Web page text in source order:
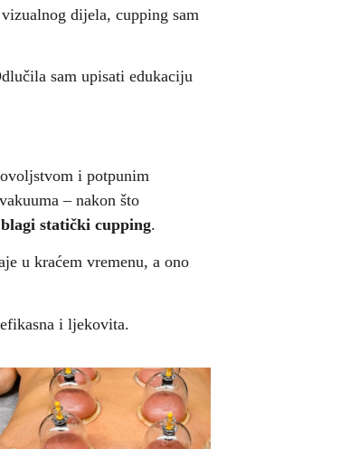
dijela, cupping sam
sam upisati edukaciju
i potpunim
– nakon što
blagi statički cupping.
u kraćem vremenu, a ono
i ljekovita.